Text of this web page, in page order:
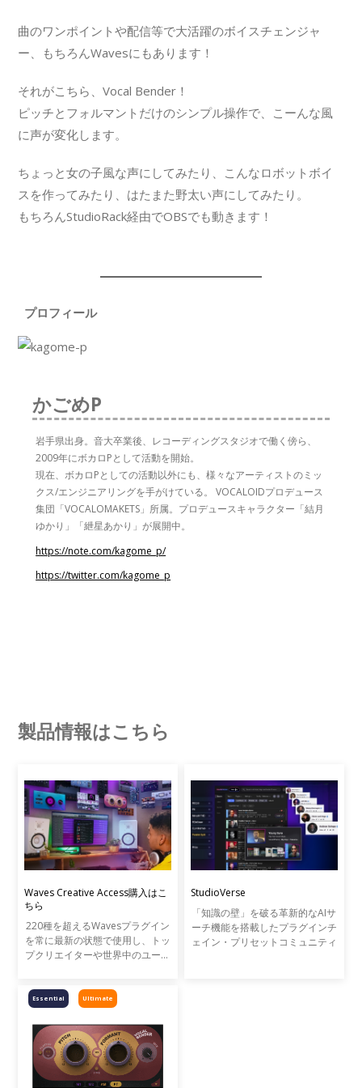
曲のワンポイントや配信等で大活躍のボイスチェンジャ
ー、もちろんWavesにもあります！
それがこちら、Vocal Bender！
ピッチとフォルマントだけのシンプル操作で、こーんな風
に声が変化します。
ちょっと女の子風な声にしてみたり、こんなロボットボイ
スを作ってみたり、はたまた野太い声にしてみたり。
もちろんStudioRack経由でOBSでも動きます！
プロフィール
かごめP
岩手県出身。音大卒業後、レコーディングスタジオで働く傍ら、
2009年にボカロPとして活動を開始。
現在、ボカロPとしての活動以外にも、様々なアーティストのミッ
クス/エンジニアリングを手がけている。 VOCALOIDプロデュース
集団「VOCALOMAKETS」所属。プロデュースキャラクター「結月
ゆかり」「紲星あかり」が展開中。
https://note.com/kagome_p/
https://twitter.com/kagome_p
製品情報はこちら
Waves Creative Access購入はこ
ちら
220種を超えるWavesプラグイン
を常に最新の状態で使用し、トッ
プクリエイターや世界中のユーザ
の新しいプラグインのサブスクリ
全プラグインを使用できるWaves
Ultimate、110種のプラグインを
使用できるWaves Essentialの2つ
のラインナップで、1ヶ月から1
StudioVerse
「知識の壁」を破る革新的なAIサ
ーチ機能を搭載したプラグインチ
ェイン・プリセットコミュニティ
Ultimate
Essential